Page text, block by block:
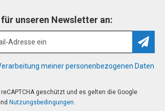
unseren Newsletter an:
meiner personenbezogenen Daten
geschützt und es gelten die Google
Nutzungsbedingungen.